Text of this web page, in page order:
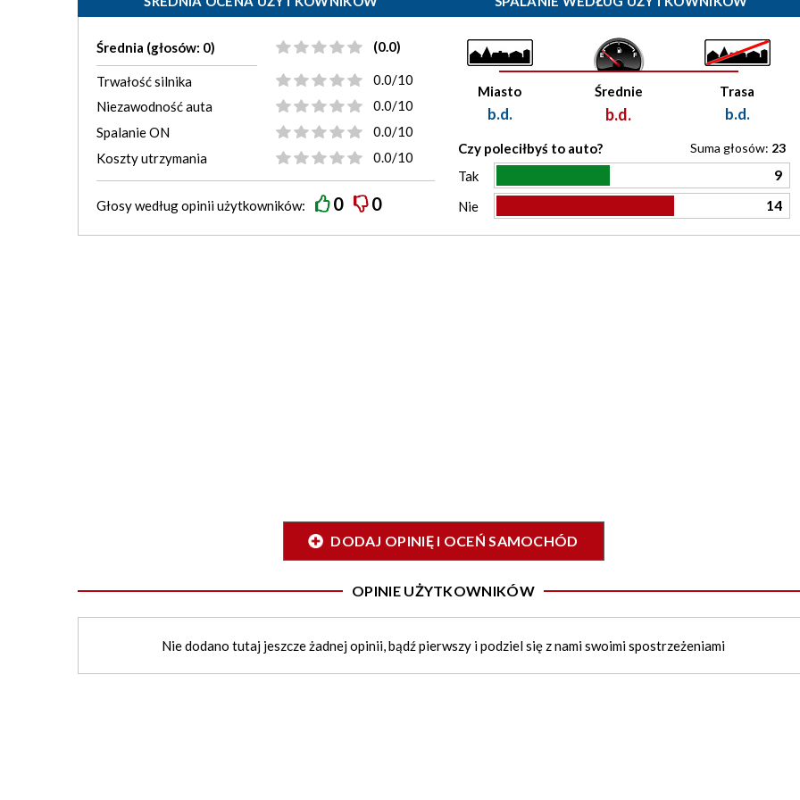
Średnia (głosów: 0) (0.0)
Trwałość silnika
0.0/10
Niezawodność auta
0.0/10
Spalanie ON
0.0/10
Koszty utrzymania
0.0/10
Głosy wedługopiniiużytkowników: 0 0
Miasto
b.d.
Średnie
b.d.
Trasa
b.d.
Czy poleciłbyś to auto? Suma głosów: 23
Tak 9
Nie 14
DODAJ OPINIĘ I OCEŃ SAMOCHÓD
OPINIE UŻYTKOWNIKÓW
Nie dodano tutaj jeszcze żadnej opinii, bądź pierwszy i podziel się z nami swoimi spostrzeżeniami